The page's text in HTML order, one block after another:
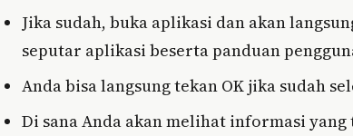
Jika sudah, buka aplikasi dan akan
seputar aplikasi beserta panduan
Anda bisa langsung tekan OK jika sudah
Di sana Anda akan melihat informasi